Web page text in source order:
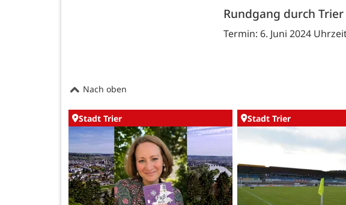
Rundgang durch Trier
Termin: 6. Juni 2024
Nach oben
Stadt Trier Stadt Trier